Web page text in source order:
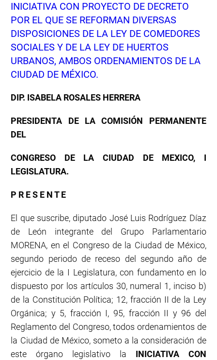
INICIATIVA CON PROYECTO DE DECRETO
POR EL QUE SE REFORMAN DIVERSAS
DISPOSICIONES DE LA LEY DE COMEDORES
SOCIALES Y DE LA LEY DE HUERTOS
URBANOS, AMBOS ORDENAMIENTOS DE LA
CIUDAD DE MÉXICO.
DIP. ISABELA ROSALES HERRERA
PRESIDENTA DE LA COMISIÓN PERMANENTE
DEL
CONGRESO DE LA CIUDAD DE MEXICO, I
LEGISLATURA.
P R E S E N T E
El que suscribe, diputado José Luis Rodríguez Díaz
de León integrante del Grupo Parlamentario
MORENA, en el Congreso de la Ciudad de México,
segundo periodo de receso del segundo año de
ejercicio de la I Legislatura, con fundamento en lo
dispuesto por los artículos 30, numeral 1, inciso b)
de la Constitución Política; 12, fracción II de la Ley
Orgánica; y 5, fracción I, 95, fracción II y 96 del
Reglamento del Congreso, todos ordenamientos de
la Ciudad de México, someto a la consideración de
este órgano legislativo la INICIATIVA CON